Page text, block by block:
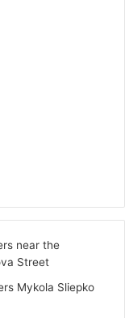
near the
Street
Mykola Sliepko